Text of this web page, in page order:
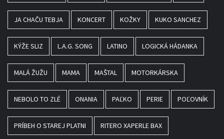
JA CHAČU TEBJA KONCERT KOŽKY KUKO SANCHEZ
KÝŽE SLIZ L.A.G. SONG LATINO LOGICKÁ HÁDANKA
MALÁ ŽUŽU MAMA MAŠTAL MOTORKÁRSKA
NEBOLO TO ZLÉ ONANIA PAĽKO PERIE POĽOVNÍK
PRÍBEH O STAREJ PLATNI RITERO XAPERLE BAX